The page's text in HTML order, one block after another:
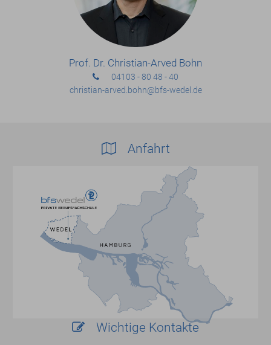
Prof. Dr. Christian-Arved Bohn
04103 - 80 48 - 40
christian-arved.bohn@bfs-wedel.de
Anfahrt
Wichtige Kontakte